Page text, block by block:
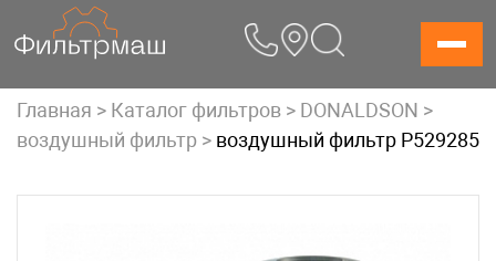
to
Главная > Каталог фильтров > DONALDSON >
воздушный фильтр > воздушный фильтр P529285